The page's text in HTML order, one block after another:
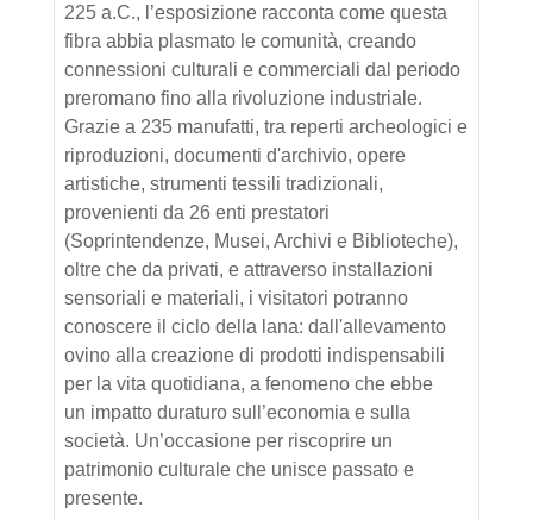
225 a.C., l’esposizione racconta come questa
fibra abbia plasmato le comunità, creando
connessioni culturali e commerciali dal periodo
preromano fino alla rivoluzione industriale.
Grazie a 235 manufatti, tra reperti archeologici e
riproduzioni, documenti d'archivio, opere
artistiche, strumenti tessili tradizionali,
provenienti da 26 enti prestatori
(Soprintendenze, Musei, Archivi e Biblioteche),
oltre che da privati, e attraverso installazioni
sensoriali e materiali, i visitatori potranno
conoscere il ciclo della lana: dall'allevamento
ovino alla creazione di prodotti indispensabili
per la vita quotidiana, a fenomeno che ebbe
un impatto duraturo sull’economia e sulla
società. Un’occasione per riscoprire un
patrimonio culturale che unisce passato e
presente.